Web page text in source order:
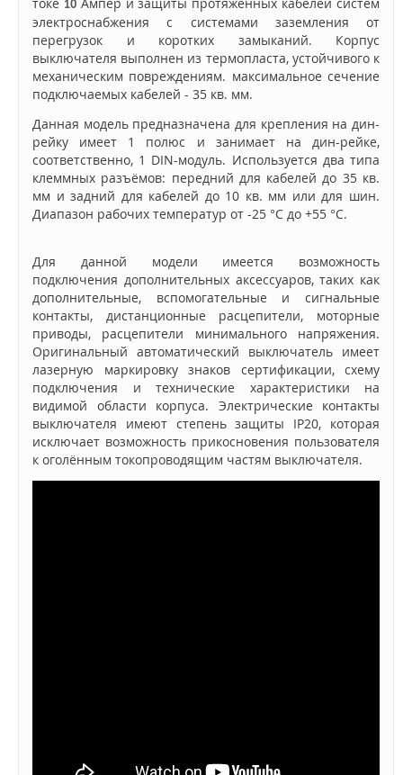
10
электроснабжения с системами заземления от
перегрузок и коротких замыканий. Корпус
выключателя выполнен из термопласта, устойчивого к
механическим повреждениям. максимальное сечение
подключаемых кабелей - 35 кв. мм.
Данная модель предназначена для крепления на дин-
рейку имеет 1 полюс и занимает на дин-рейке,
соответственно, 1 DIN-модуль. Используется два типа
клеммных разъёмов: передний для кабелей до 35 кв.
мм и задний для кабелей до 10 кв. мм или для шин.
Диапазон рабочих температур от -25 °C до +55 °C.
Для данной модели имеется возможность
подключения дополнительных аксессуаров, таких как
дополнительные, вспомогательные и сигнальные
контакты, дистанционные расцепители, моторные
приводы, расцепители минимального напряжения.
Оригинальный автоматический выключатель имеет
лазерную маркировку знаков сертификации, схему
подключения и технические характеристики на
видимой области корпуса.
Электрические контакты
выключателя имеют степень защиты IP20, которая
исключает возможность прикосновения пользователя
к оголённым токопроводящим частям выключателя.